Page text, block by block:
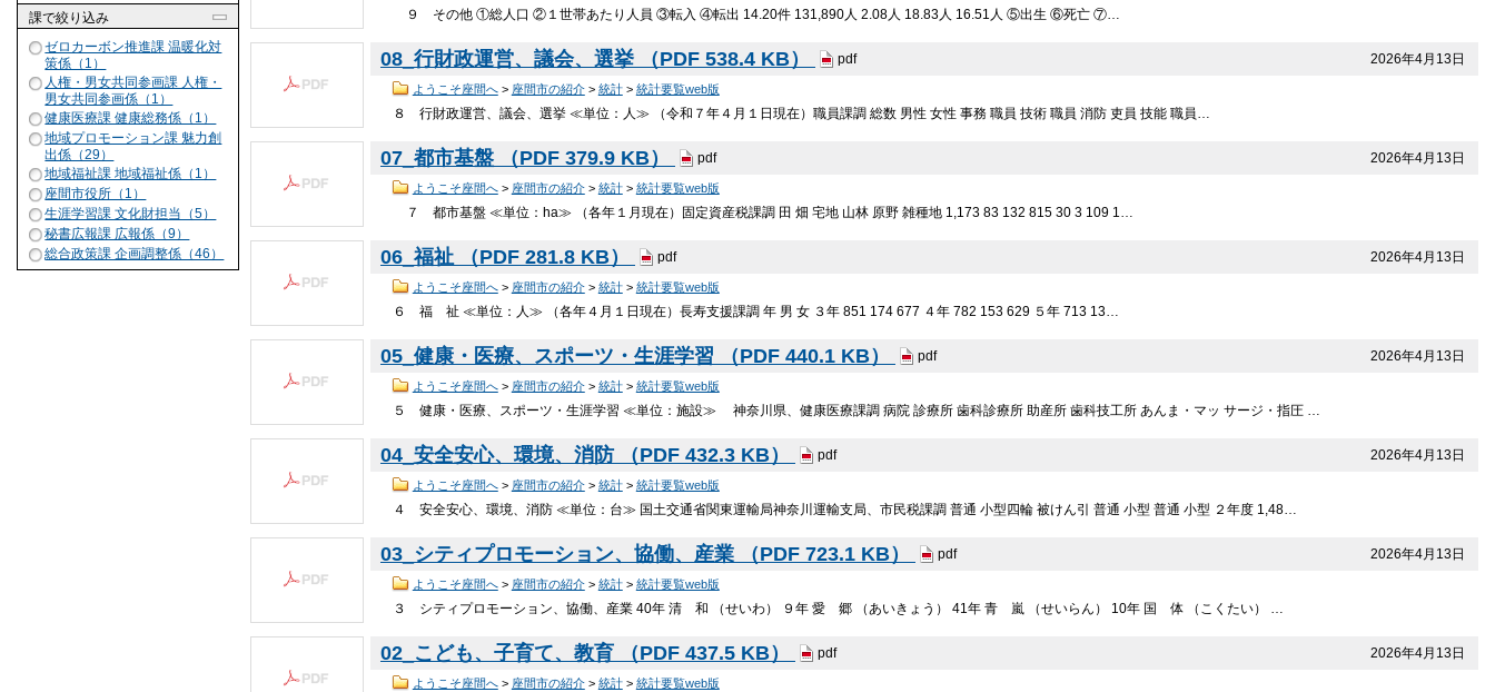
課で絞り込み
ゼロカーボン推進課 温暖化対
策係（1）
人権・男女共同参画課 人権・
男女共同参画係（1）
健康医療課 健康総務係（1）
地域プロモーション課 魅力創
出係（29）
地域福祉課 地域福祉係（1）
座間市役所（1）
生涯学習課 文化財担当（5）
秘書広報課 広報係（9）
総合政策課 企画調整係（46）
９ その他 ①総人口 ②１世帯あたり人員 ③転入 ④転出 14.20件 131,890人 2.08人 18.83人 16.51人 ⑤出生 ⑥死亡 ⑦…
2026年4月13日
08_行財政運営、議会、選挙 （PDF 538.4 KB） pdf
ようこそ座間へ> 座間市の紹介> 統計> 統計要覧web版
８ 行財政運営、議会、選挙 ≪単位：人≫ （令和７年４月１日現在）職員課調 総数 男性 女性 事務 職員 技術 職員 消防 吏員 技能 職員…
2026年4月13日
07_都市基盤 （PDF 379.9 KB） pdf
ようこそ座間へ> 座間市の紹介> 統計> 統計要覧web版
７ 都市基盤 ≪単位：ha≫ （各年１月現在）固定資産税課調 田 畑 宅地 山林 原野 雑種地 1,173 83 132 815 30 3 109 1…
2026年4月13日
06_福祉 （PDF 281.8 KB） pdf
ようこそ座間へ> 座間市の紹介> 統計> 統計要覧web版
６ 福 祉 ≪単位：人≫ （各年４月１日現在）長寿支援課調 年 男 女 ３年 851 174 677 ４年 782 153 629 ５年 713 13…
2026年4月13日
05_健康・医療、スポーツ・生涯学習 （PDF 440.1 KB） pdf
ようこそ座間へ> 座間市の紹介> 統計> 統計要覧web版
５ 健康・医療、スポーツ・生涯学習 ≪単位：施設≫ 神奈川県、健康医療課調 病院 診療所 歯科診療所 助産所 歯科技工所 あんま・マッ サージ・指圧 …
2026年4月13日
04_安全安心、環境、消防 （PDF 432.3 KB） pdf
ようこそ座間へ> 座間市の紹介> 統計> 統計要覧web版
４ 安全安心、環境、消防 ≪単位：台≫ 国土交通省関東運輸局神奈川運輸支局、市民税課調 普通 小型四輪 被けん引 普通 小型 普通 小型 ２年度 1,48…
2026年4月13日
03_シティプロモーション、協働、産業 （PDF 723.1 KB） pdf
ようこそ座間へ> 座間市の紹介> 統計> 統計要覧web版
３ シティプロモーション、協働、産業 40年 清 和 （せいわ） ９年 愛 郷 （あいきょう） 41年 青 嵐 （せいらん） 10年 国 体 （こくたい） …
2026年4月13日
02_こども、子育て、教育 （PDF 437.5 KB） pdf
ようこそ座間へ> 座間市の紹介> 統計> 統計要覧web版